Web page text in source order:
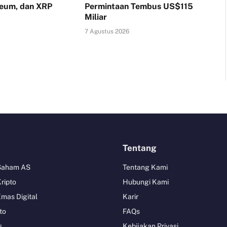
dan XRP
Permintaan Tembus US$115
Miliar
7 Agustus 2026
AS
Digital
Tentang
Tentang Kami
Hubungi Kami
Karir
FAQs